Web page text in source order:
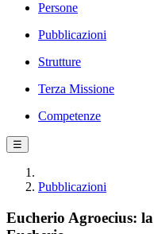
Persone
Pubblicazioni
Strutture
Terza Missione
Competenze
☰
Pubblicazioni
Eucherio Agroecius: